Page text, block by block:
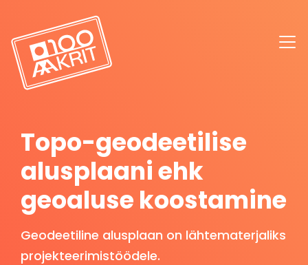
Topo-geodeetilise
alusplaani ehk
geoaluse koostamine
Geodeetiline alusplaan on lähtematerjaliks
projekteerimistöödele.